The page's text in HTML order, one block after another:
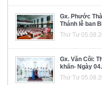
Gx. Phước
Thánh lễ ban
Thứ Tư
Gx. Văn Côi:
khấn- Ngày
Thứ Tư